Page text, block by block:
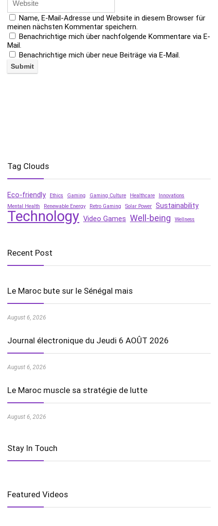
Name, E-Mail-Adresse und Website in diesem Browser für
meinen nächsten Kommentar speichern.
Benachrichtige mich über nachfolgende Kommentare via E-
Mail.
Benachrichtige mich über neue Beiträge via E-Mail.
Tag Clouds
Eco-friendly Ethics Gaming Gaming Culture Healthcare
Innovations
Mental Health
Renewable Energy Retro Gaming Solar Power Sustainability
Technology Video Games Well-being Wellness
Recent Post
Le Maroc bute sur le Sénégal mais
August 6, 2026
Journal électronique du Jeudi 6 AOÛT 2026
August 6, 2026
Le Maroc muscle sa stratégie de lutte
August 6, 2026
Stay In Touch
Featured Videos